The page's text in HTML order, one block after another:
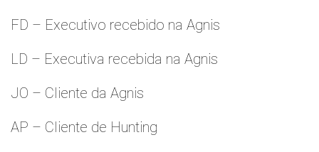
FD – Executivo recebido na Agnis
LD – Executiva recebida na Agnis
JO – Cliente da Agnis
AP – Cliente de Hunting